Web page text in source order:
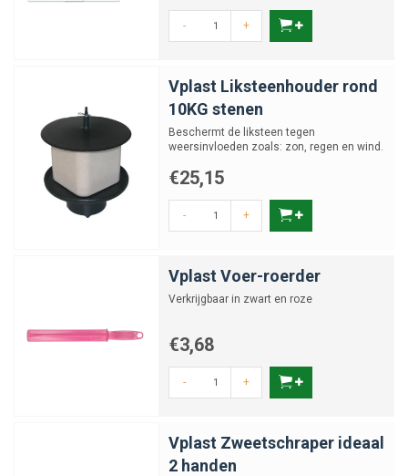
- +
Vplast Liksteenhouder rond
10KG stenen
Beschermt de liksteen tegen
weersinvloeden zoals: zon, regen en wind.
€25,15
- +
Vplast Voer-roerder
Verkrijgbaar in zwart en roze
€3,68
- +
Vplast Zweetschraper ideaal
2 handen